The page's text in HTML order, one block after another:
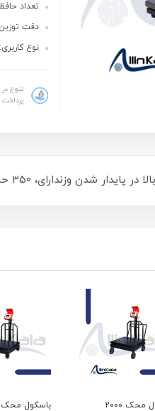
تعداد حافظه: 350 حافظه غیر
دقت توزین: 1
نوع
تنوع در
پرداخت
ثبت قیمت کالاها،دارای باطری قابل شارژ داخلی
باسکول محک 2000